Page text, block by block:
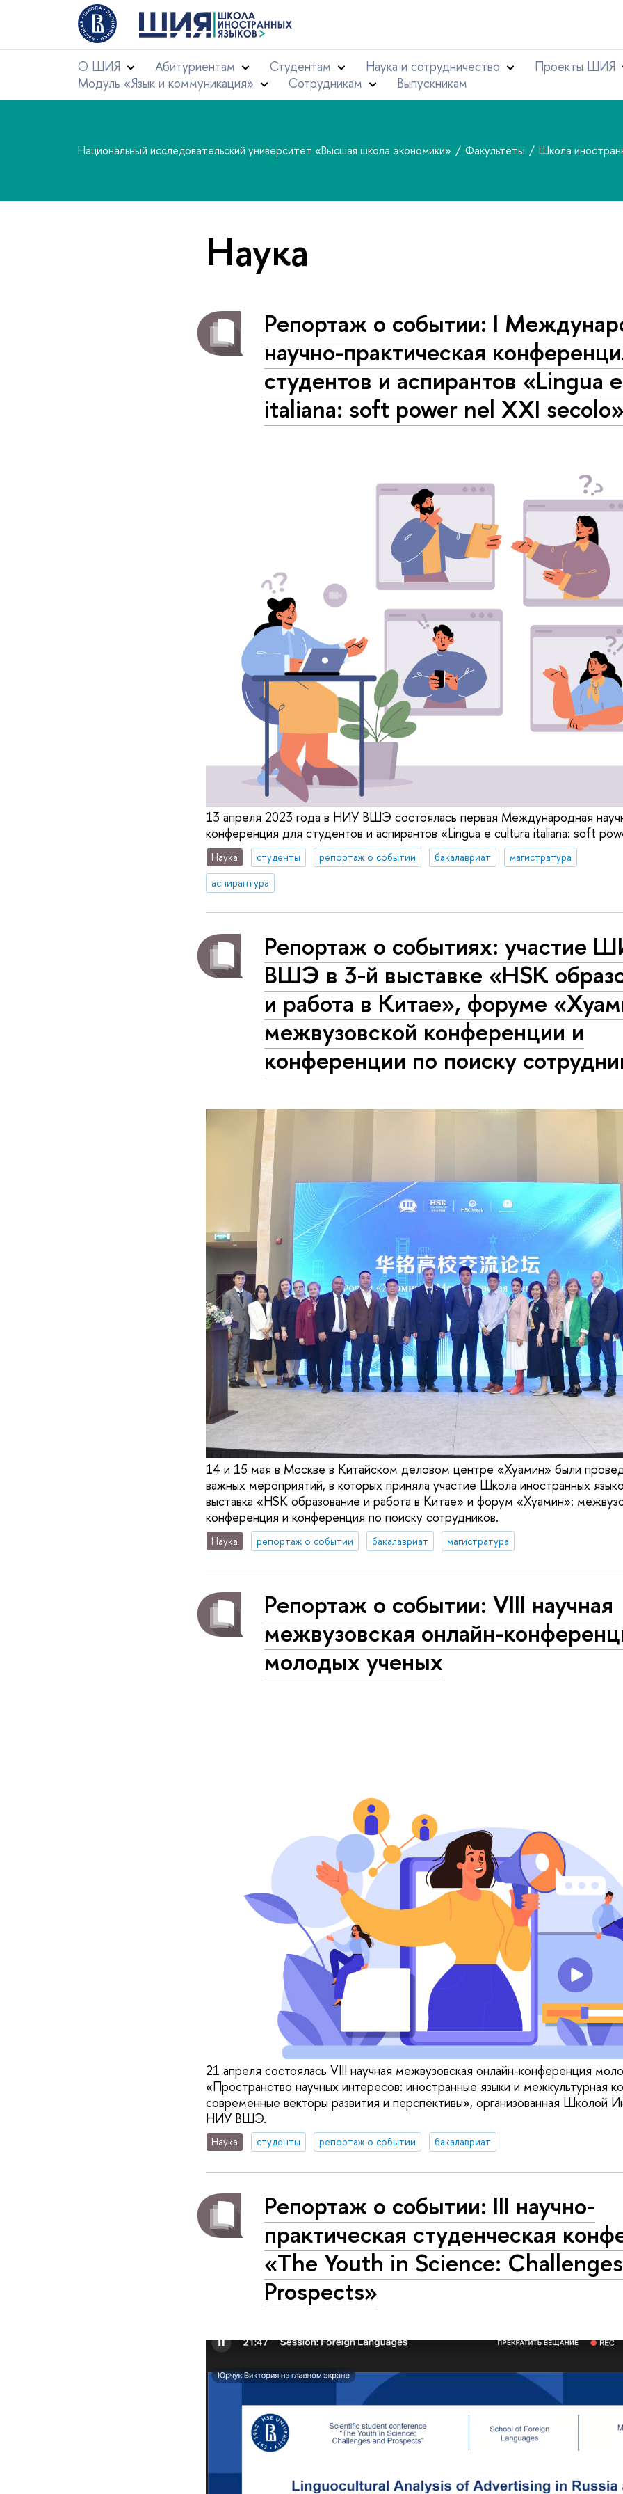
О ШИЯ Абитуриентам Студентам Наука и сотрудничество
Проекты ШИЯ
Модуль «Язык и коммуникация»
Сотрудникам Выпускникам
Национальный исследовательский университет «Высшая школа экономики» Факультеты Школа
Наука
Репортаж о событии: I
научно-практическая
студентов и аспирантов «Lingua
italiana: soft power nel XXI
13 апреля 2023 года в НИУ ВШЭ состоялась первая Международная
конференция для студентов и аспирантов «Lingua e cultura italiana: soft
Наука студенты репортаж о событии бакалавриат
магистратура
аспирантура
Репортаж о событиях: участие
ВШЭ в 3-й выставке «HSK
и работа в Китае», форуме
межвузовской конференции и
конференции по поиску
14 и 15 мая в Москве в Китайском деловом центре «Хуамин» были
важных мероприятий, в которых приняла участие Школа иностранных
выставка «HSK образование и работа в Китае» и форум «Хуамин»:
конференция и конференция по поиску сотрудников.
Наука репортаж о событии бакалавриат магистратура
Репортаж о событии: VIII научная
межвузовская онлайн-
молодых ученых
21 апреля состоялась VIII научная межвузовская онлайн-конференция
«Пространство научных интересов: иностранные языки и межкультурная
современные векторы развития и перспективы», организованная Школой
НИУ ВШЭ.
Наука студенты репортаж о событии бакалавриат
Репортаж о событии: III научно-
практическая студенческая
«The Youth in Science:
Prospects»